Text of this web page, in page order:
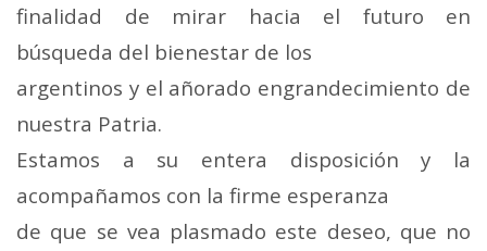
finalidad de mirar hacia el futuro en
búsqueda del bienestar de los
argentinos y el añorado engrandecimiento de
nuestra Patria.
Estamos a su entera disposición y la
acompañamos con la firme esperanza
de que se vea plasmado este deseo, que no